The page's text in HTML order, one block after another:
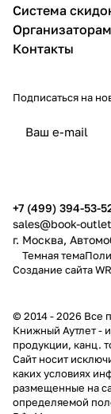
Система
Контакты
Подписаться на
+7 (499) 394-53-
sales@book-
г. Москва,
Темная тема
Создание сайта
© 2014 - 2026 Все
Книжный Аутлет -
продукции, канц.
Cайт носит
каких условиях
размещенные на
определяемой